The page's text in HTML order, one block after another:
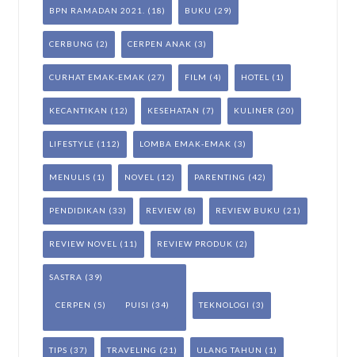
BPN RAMADAN 2021. (18) BUKU (29)
CERBUNG (2) CERPEN ANAK (3)
CURHAT EMAK-EMAK (27) FILM (4) HOTEL (1)
KECANTIKAN (12) KESEHATAN (7) KULINER (20)
LIFESTYLE (112) LOMBA EMAK-EMAK (3)
MENULIS (1) NOVEL (12) PARENTING (42)
PENDIDIKAN (33) REVIEW (8) REVIEW BUKU (21)
REVIEW NOVEL (11) REVIEW PRODUK (2)
SASTRA (39)
CERPEN (5) PUISI (34) TEKNOLOGI (3)
TIPS (37) TRAVELING (21) ULANG TAHUN (1)